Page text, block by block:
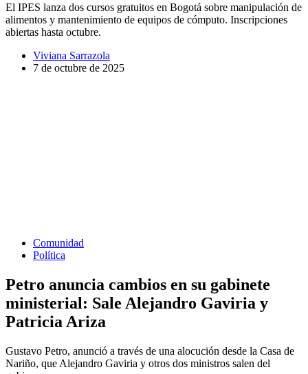
El IPES lanza dos cursos gratuitos en Bogotá sobre manipulación de
alimentos y mantenimiento de equipos de cómputo. Inscripciones
abiertas hasta octubre.
Viviana Sarrazola
7 de octubre de 2025
Comunidad
Política
Petro anuncia cambios en su gabinete
ministerial: Sale Alejandro Gaviria y
Patricia Ariza
Gustavo Petro, anunció a través de una alocución desde la Casa de
Nariño, que Alejandro Gaviria y otros dos ministros salen del